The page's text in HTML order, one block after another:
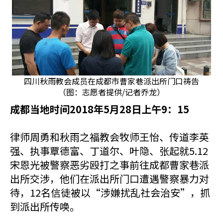
四川秋雨教会成员在成都市曹家巷派出所门口祷告
（图：志愿者提供/记者乔龙）
成都当地时间2018年5月28日上午9：15
律师周勇和秋雨之福教会牧师王怡、传道李英
强、执事覃德富、丁道尔、叶隐、张起就5.12
宋恩光被警察恶劣殴打之事前往成都曹家巷派
出所交涉，他们在派出所门口遭遇警察暴力对
待，12名信徒被以“涉嫌扰乱社会治安”，抓
到派出所传唤。